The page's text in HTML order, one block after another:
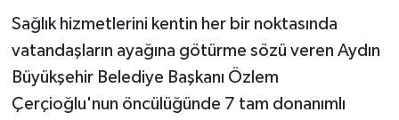
Sağlık hizmetlerini kentin her bir noktasında
vatandaşların ayağına götürme sözü veren Aydın
Büyükşehir Belediye Başkanı Özlem
Çerçioğlu'nun öncülüğünde 7 tam donanımlı